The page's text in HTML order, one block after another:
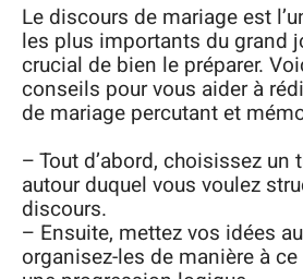
Le discours de mariage est
les plus importants du grand
crucial de bien le préparer.
conseils pour vous aider à
de mariage percutant et
– Tout d’abord, choisissez un
autour duquel vous voulez
discours.
– Ensuite, mettez vos idées
organisez-les de manière à